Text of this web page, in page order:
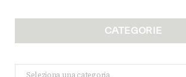
CATEGORIE
Categorie